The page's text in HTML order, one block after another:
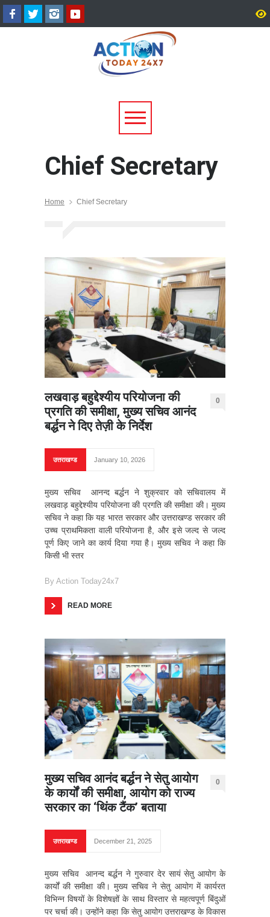
अल्मोड़ा के गांव से आसमान तक: रवि
टम्टा ने तैयार किया पर्सनल फ्लाइंग
व्हीकल, सफल ट्रायल से मची चर्चा
Chief Secretary
Home Chief Secretary
लखवाड़ बहुद्देश्यीय परियोजना की
प्रगति की समीक्षा, मुख्य सचिव आनंद
बर्द्धन ने दिए तेज़ी के निर्देश
0
उत्तराखण्ड January 10, 2026
मुख्य सचिव आनन्द बर्द्धन ने शुक्रवार को सचिवालय में
लखवाड़ बहुद्देश्यीय परियोजना की प्रगति की समीक्षा की। मुख्य
सचिव ने कहा कि यह भारत सरकार और उत्तराखण्ड सरकार की
उच्च प्राथमिकता वाली परियोजना है, और इसे जल्द से जल्द
पूर्ण किए जाने का कार्य दिया गया है। मुख्य सचिव ने कहा कि
किसी भी स्तर
By Action Today24x7
READ MORE
मुख्य सचिव आनंद बर्द्धन ने सेतु आयोग
के कार्यों की समीक्षा, आयोग को राज्य
सरकार का ‘थिंक टैंक’ बताया
0
उत्तराखण्ड December 21, 2025
मुख्य सचिव आनन्द बर्द्धन ने गुरुवार देर सायं सेतु आयोग के
कार्यों की समीक्षा की। मुख्य सचिव ने सेतु आयोग में कार्यरत
विभिन्न विषयों के विशेषज्ञों के साथ विस्तार से महत्वपूर्ण बिंदुओं
पर चर्चा की। उन्होंने कहा कि सेतु आयोग उत्तराखण्ड के विकास